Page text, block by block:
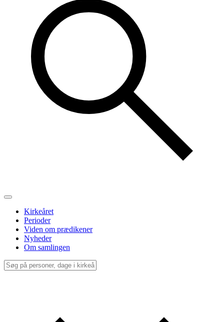
Kirkeåret
Perioder
Viden om prædikener
Nyheder
Om samlingen